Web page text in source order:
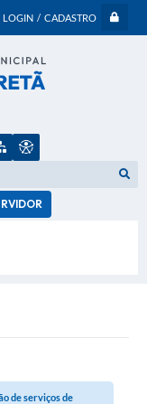
LOGIN / CADASTRO
de serviços de